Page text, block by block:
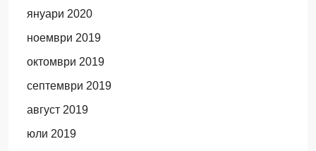
януари 2020
ноември 2019
октомври 2019
септември 2019
август 2019
юли 2019